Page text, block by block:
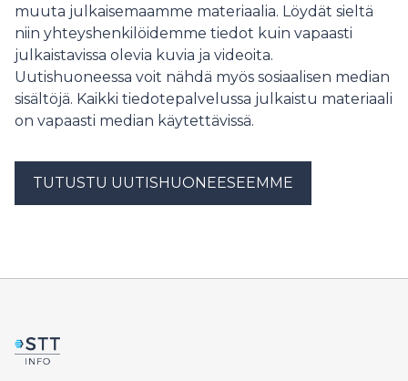
muuta julkaisemaamme materiaalia. Löydät sieltä
niin yhteyshenkilöidemme tiedot kuin vapaasti
julkaistavissa olevia kuvia ja videoita.
Uutishuoneessa voit nähdä myös sosiaalisen median
sisältöjä. Kaikki tiedotepalvelussa julkaistu materiaali
on vapaasti median käytettävissä.
TUTUSTU UUTISHUONEESEEMME